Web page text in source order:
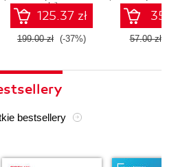
umożliwiające
konstruowanie
inteligentnych
systemów
dni)
125.37 zł
199.00 zł (-37%) 57.00 zł
bestsellery